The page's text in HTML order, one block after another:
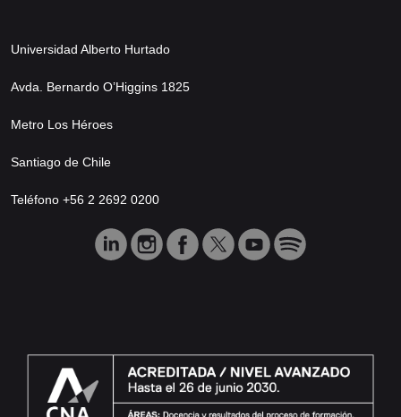
Universidad Alberto Hurtado
Avda. Bernardo O’Higgins 1825
Metro Los Héroes
Santiago de Chile
Teléfono +56 2 2692 0200